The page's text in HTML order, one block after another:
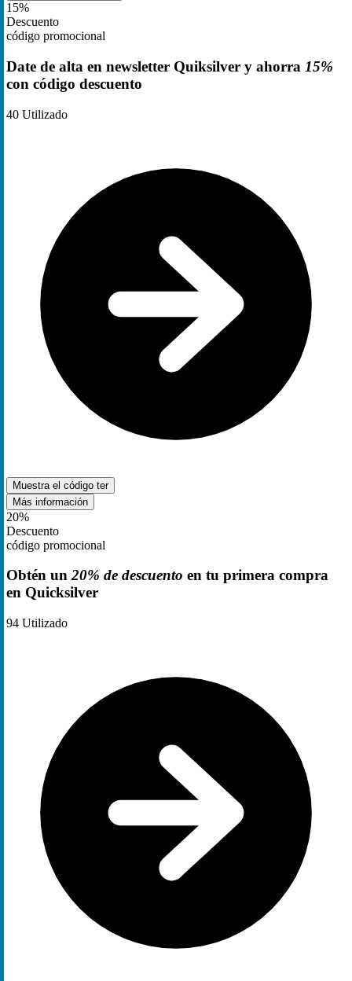
15%
Descuento
código promocional
Date de alta en newsletter Quiksilver y ahorra 15%
con código descuento
40 Utilizado
Muestra el código ter
Más información
20%
Descuento
código promocional
Obtén un20% de descuento en tu primera compra
en Quicksilver
94 Utilizado